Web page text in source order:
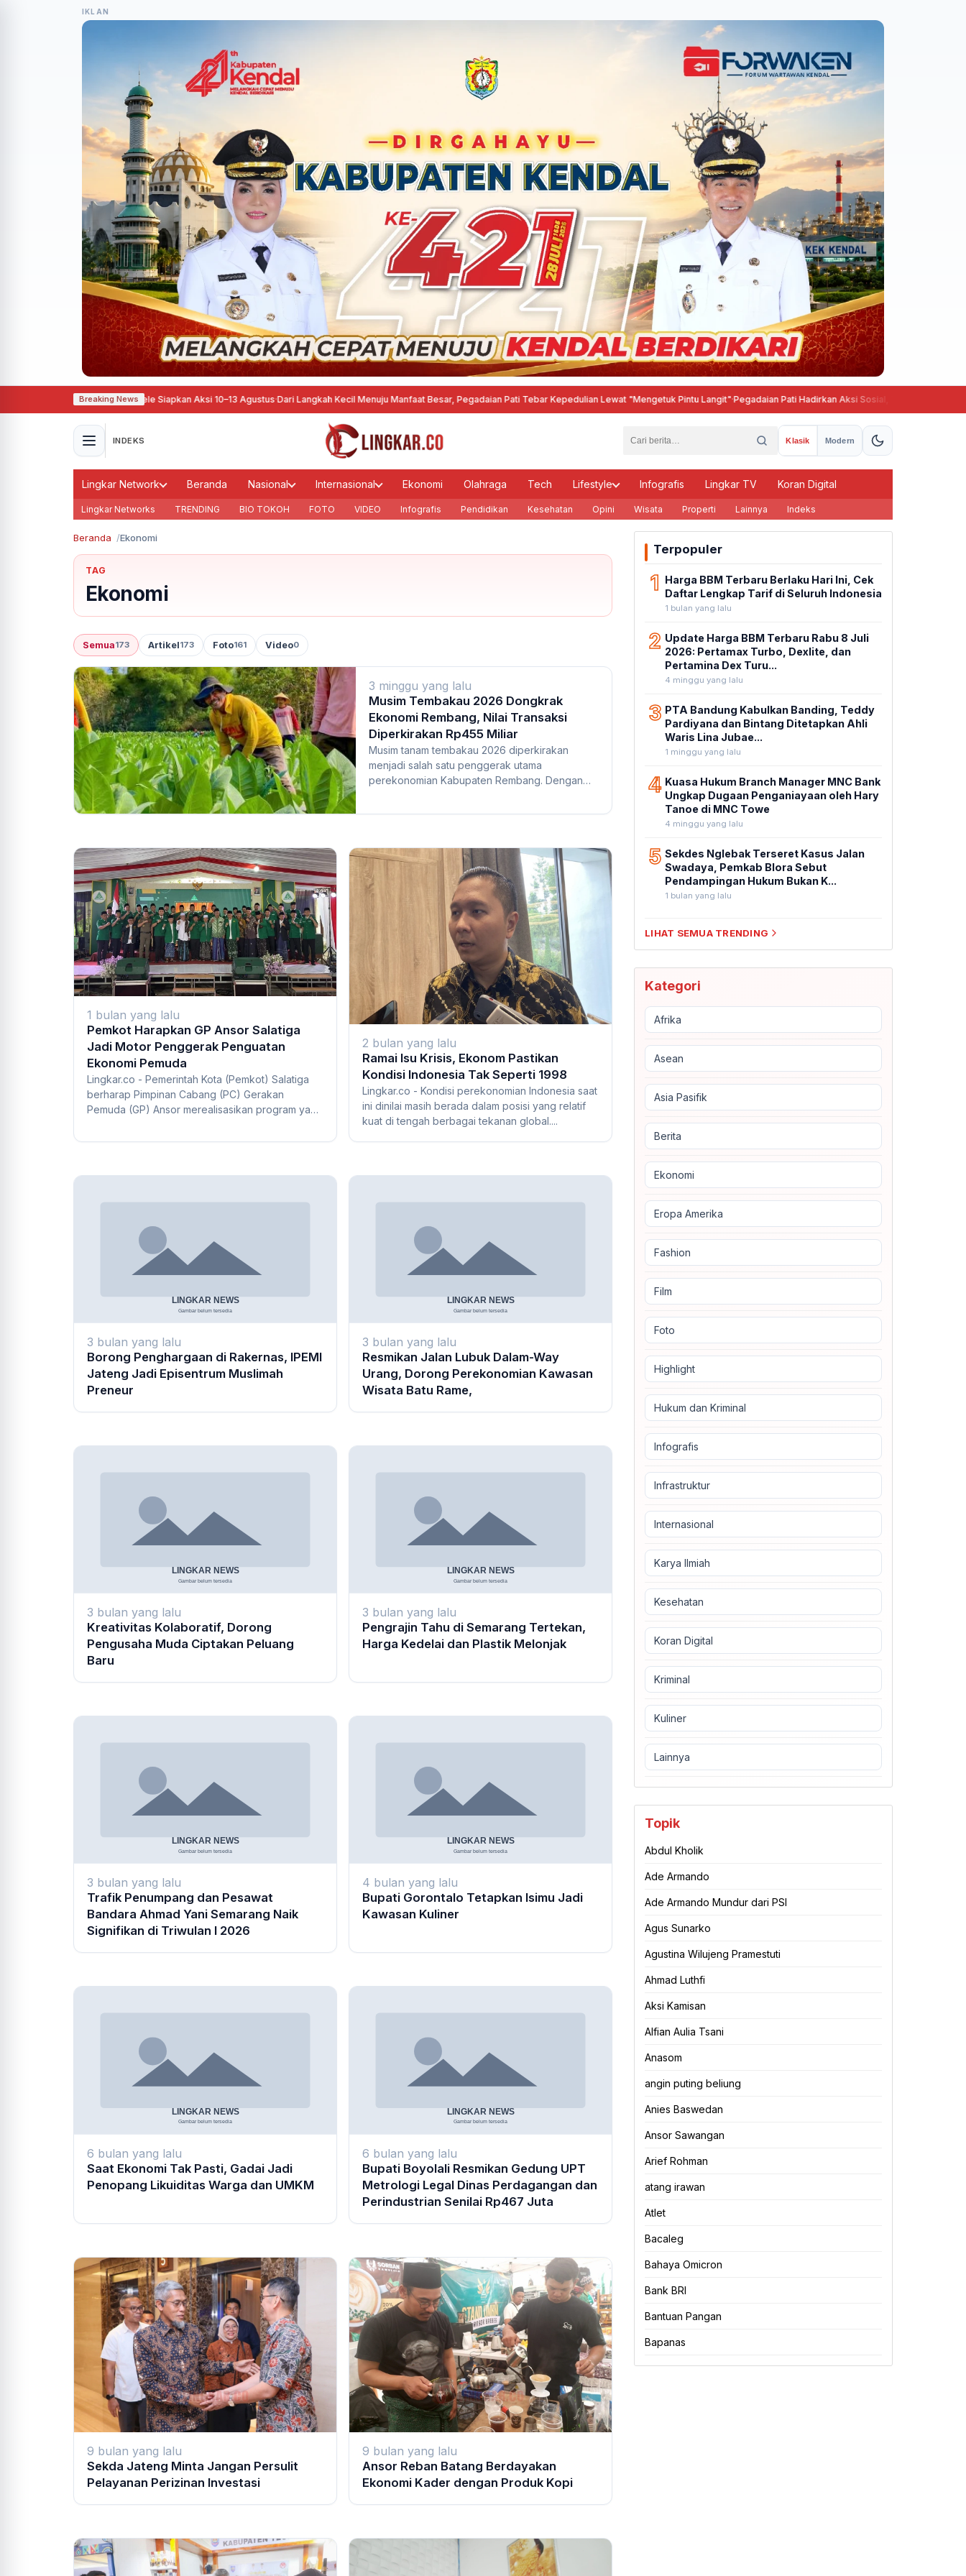
IKLAN
Breaking News
Pati Ora Sepele Siapkan Aksi 10–13 Agustus·Dari Langkah Kecil Menuju Manfaat Besar, Pegadaian Pati Tebar Kepedulian Lewat "Mengetuk Pintu Langit"·Pegadaian Pati Hadirkan Aksi Sosial, Tebar Manfaat untuk
INDEKS Klasik Modern
Lingkar Network Beranda Nasional Internasional Ekonomi Olahraga Tech Lifestyle Infografis Lingkar TV Koran Digital
Lingkar Networks TRENDING BIO TOKOH FOTO VIDEO Infografis Pendidikan Kesehatan Opini Wisata Properti Lainnya Indeks
Beranda Ekonomi
TAG
Ekonomi
Semua173 Artikel173 Foto161 Video0
3 minggu yang lalu
Musim Tembakau 2026 Dongkrak
Ekonomi Rembang, Nilai Transaksi
Diperkirakan Rp455 Miliar
Musim tanam tembakau 2026 diperkirakan
menjadi salah satu penggerak utama
perekonomian Kabupaten Rembang. Dengan
1 bulan yang lalu
Pemkot Harapkan GP Ansor Salatiga
Jadi Motor Penggerak Penguatan
Ekonomi Pemuda
Lingkar.co - Pemerintah Kota (Pemkot) Salatiga
berharap Pimpinan Cabang (PC) Gerakan
Pemuda (GP) Ansor merealisasikan program yang
2 bulan yang lalu
Ramai Isu Krisis, Ekonom Pastikan
Kondisi Indonesia Tak Seperti 1998
Lingkar.co - Kondisi perekonomian Indonesia saat
ini dinilai masih berada dalam posisi yang relatif
kuat di tengah berbagai tekanan global....
3 bulan yang lalu
Borong Penghargaan di Rakernas, IPEMI
Jateng Jadi Episentrum Muslimah
Preneur
3 bulan yang lalu
Resmikan Jalan Lubuk Dalam-Way
Urang, Dorong Perekonomian Kawasan
Wisata Batu Rame,
3 bulan yang lalu
Kreativitas Kolaboratif, Dorong
Pengusaha Muda Ciptakan Peluang
Baru
3 bulan yang lalu
Pengrajin Tahu di Semarang Tertekan,
Harga Kedelai dan Plastik Melonjak
3 bulan yang lalu
Trafik Penumpang dan Pesawat
Bandara Ahmad Yani Semarang Naik
Signifikan di Triwulan I 2026
4 bulan yang lalu
Bupati Gorontalo Tetapkan Isimu Jadi
Kawasan Kuliner
6 bulan yang lalu
Saat Ekonomi Tak Pasti, Gadai Jadi
Penopang Likuiditas Warga dan UMKM
6 bulan yang lalu
Bupati Boyolali Resmikan Gedung UPT
Metrologi Legal Dinas Perdagangan dan
Perindustrian Senilai Rp467 Juta
9 bulan yang lalu
Sekda Jateng Minta Jangan Persulit
Pelayanan Perizinan Investasi
9 bulan yang lalu
Ansor Reban Batang Berdayakan
Ekonomi Kader dengan Produk Kopi
Terpopuler
1 Harga BBM Terbaru Berlaku Hari Ini, Cek
Daftar Lengkap Tarif di Seluruh Indonesia
1 bulan yang lalu
2 Update Harga BBM Terbaru Rabu 8 Juli
2026: Pertamax Turbo, Dexlite, dan
Pertamina Dex Turu...
4 minggu yang lalu
3 PTA Bandung Kabulkan Banding, Teddy
Pardiyana dan Bintang Ditetapkan Ahli
Waris Lina Jubae...
1 minggu yang lalu
4 Kuasa Hukum Branch Manager MNC Bank
Ungkap Dugaan Penganiayaan oleh Hary
Tanoe di MNC Towe
4 minggu yang lalu
5 Sekdes Nglebak Terseret Kasus Jalan
Swadaya, Pemkab Blora Sebut
Pendampingan Hukum Bukan K...
1 bulan yang lalu
LIHAT SEMUA TRENDING
Kategori
Afrika
Asean
Asia Pasifik
Berita
Ekonomi
Eropa Amerika
Fashion
Film
Foto
Highlight
Hukum dan Kriminal
Infografis
Infrastruktur
Internasional
Karya Ilmiah
Kesehatan
Koran Digital
Kriminal
Kuliner
Lainnya
Topik
Abdul Kholik
Ade Armando
Ade Armando Mundur dari PSI
Agus Sunarko
Agustina Wilujeng Pramestuti
Ahmad Luthfi
Aksi Kamisan
Alfian Aulia Tsani
Anasom
angin puting beliung
Anies Baswedan
Ansor Sawangan
Arief Rohman
atang irawan
Atlet
Bacaleg
Bahaya Omicron
Bank BRI
Bantuan Pangan
Bapanas